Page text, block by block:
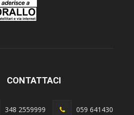
CONTATTACI
348 2559999 059 641430